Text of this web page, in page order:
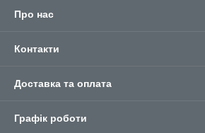
Про нас
Контакти
Доставка та оплата
Графік роботи